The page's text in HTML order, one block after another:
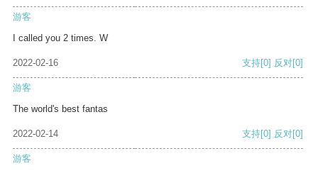
游客
I called you 2 times. W
2022-02-16 支持[0] 反对[0]
游客
The world's best fantas
2022-02-14 支持[0] 反对[0]
游客